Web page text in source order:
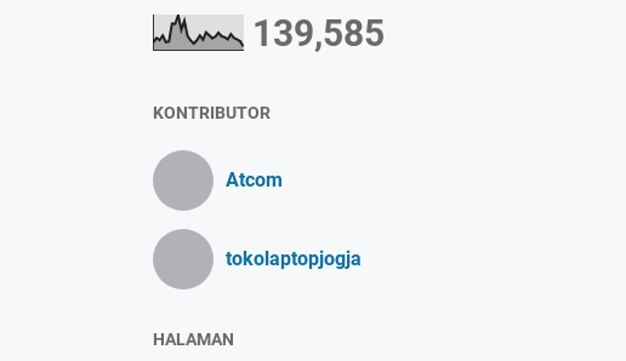
139,585
KONTRIBUTOR
Atcom
tokolaptopjogja
HALAMAN